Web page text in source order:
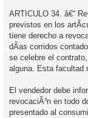
ARTICULO 34. â€“
previstos en los
tiene derecho a
dÃ­as corridos
se celebre el
alguna. Esta facultad
El vendedor debe
revocaciÃ³n en todo
presentado al